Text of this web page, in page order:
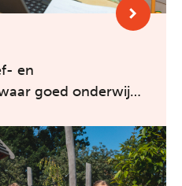
en
goed onderwijs
kinderen goed